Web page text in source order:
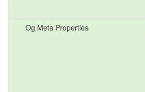
Og Meta Properties